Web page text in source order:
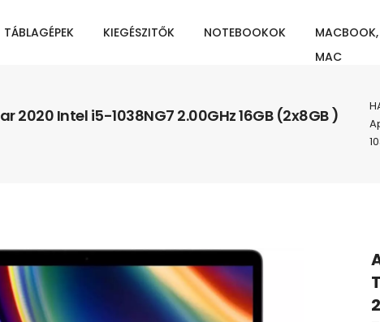
TÁBLAGÉPEK KIEGÉSZITŐK NOTEBOOKOK
MACBOOK,
MAC
2020 Intel i5-1038NG7 2.00GHz 16GB (2x8GB )